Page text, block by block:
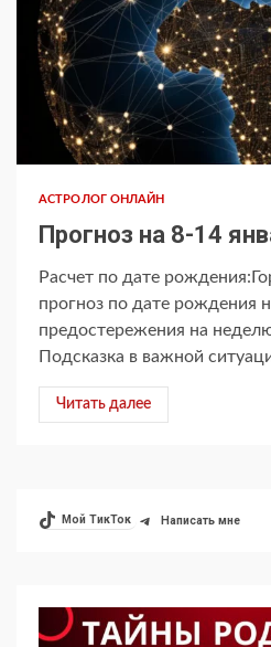
АСТРОЛОГ ОНЛАЙН
Прогноз на 8-14
Расчет по дате
прогноз по дате рождения
предостережения на
Подсказка в важной
Читать далее
Мой ТикТок Написать мне